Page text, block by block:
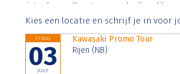
interdum nulla, ut commodo diam libero
Aenean faucibus nibh et justo cursus id
Kies een locatie en schrijf je in voor
Friday
03
JULY
Kawasaki Promo Tour
Rijen (NB)